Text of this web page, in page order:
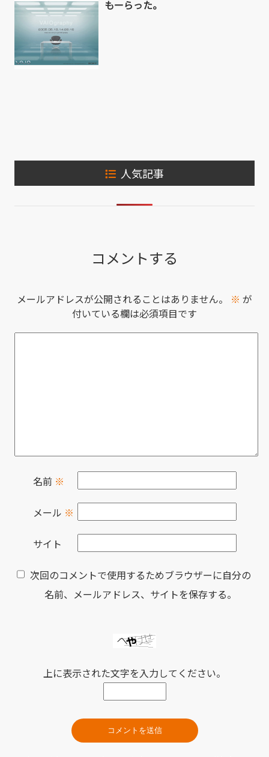
もーらった。
人気記事
コメントする
メールアドレスが公開されることはありません。 ※ が
付いている欄は必須項目です
名前 ※
メール ※
サイト
次回のコメントで使用するためブラウザーに自分の
名前、メールアドレス、サイトを保存する。
上に表示された文字を入力してください。